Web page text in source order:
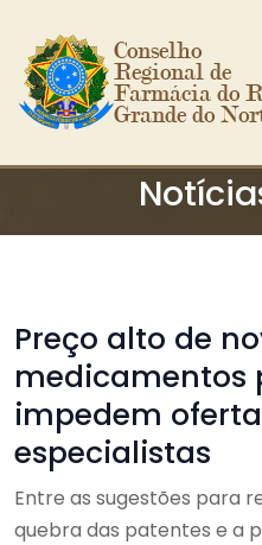
Ir para o conteúdo
Conselho
Regional de
Farmácia do
Grande do
Preço alto de
medicamentos
impedem oferta
especialistas
Entre as sugestões para
quebra das patentes e a